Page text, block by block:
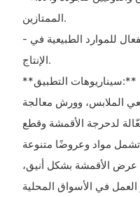
الممتازين.
- الالتزام بالاستخدام المستدام والفعال للموارد الطبيعية في
الإنتاج.
**سيناريوهات التطبيق:**
الملابس، وورش معالجة
لدحرجة الأقمشة وقطع
مواد وعروضًا متنوعة
عرض الأقمشة بشكل أنيق،
في الأسواق المحلية